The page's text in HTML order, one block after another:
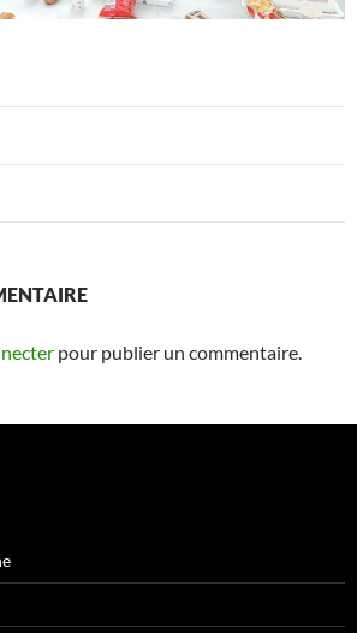
pour publier un commentaire.